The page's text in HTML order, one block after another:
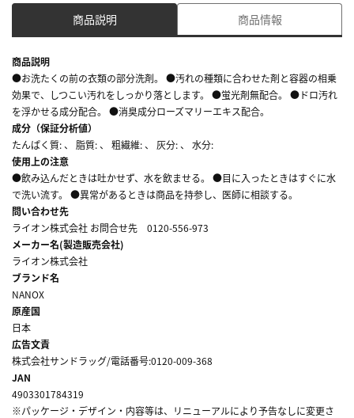
商品説明 商品情報
商品説明
●お洗たくの前の衣類の部分洗剤。 ●汚れの種類に合わせた剤と容器の相乗
効果で、しつこい汚れをしっかり落とします。 ●蛍光剤無配合。 ●ドロ汚れ
を浮かせる成分配合。 ●消臭成分ローズマリーエキス配合。
成分（保証分析値）
たんぱく質: 、 脂質: 、 粗繊維: 、 灰分: 、 水分:
使用上の注意
●飲み込んだときは吐かせず、水を飲ませる。 ●目に入ったときはすぐに水
で洗い流す。 ●異常があるときは商品を持参し、医師に相談する。
問い合わせ先
ライオン株式会社 お問合せ先 0120-556-973
メーカー名(製造販売会社)
ライオン株式会社
ブランド名
NANOX
原産国
日本
広告文責
株式会社サンドラッグ/電話番号:0120-009-368
JAN
4903301784319
※パッケージ・デザイン・内容等は、リニューアルにより予告なしに変更さ